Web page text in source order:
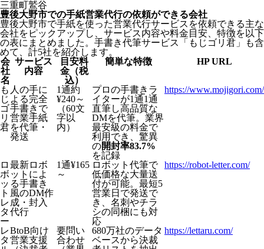
三重町鷲谷
豊後大野市での手紙営業代行の依頼ができる会社
豊後大野市で手紙を使った営業代行サービスを依頼できる主な
会社をピックアップし、サービス内容や料金目安、特徴を以下
の表にまとめました。手書き代筆サービス「もじゴリ君」も含
めて、計5社を紹介します。
会
社
名
サービス
内容
目安料
金（税
込）
簡単な特徴 HP URL
も
じ
ゴ
リ
君
人の手に
よる完全
手書きで
営業手紙
を代筆・
発送
1通約
¥240～
（60文
字以
内）
プロの手書きラ
イターが1通1通
直筆し高品質な
DMを代筆。業界
最安級の料金で
利用でき、驚異
の開封率83.7%
を記録
https://www.mojigori.com/
ロ
ボ
ッ
ト
レ
タ
ー
最新ロボ
ットによ
る手書き
風のDM作
成・封入
代行
1通¥165
～
ロボット代筆で
低価格な大量送
付が可能。最短5
営業日で発送で
き、名刺やチラ
シの同梱にも対
応
https://robot-letter.com/
レ
タ
BtoB向け
営業支援
要問い
合わせ
680万社のデータ
ベースから決裁
https://lettaru.com/